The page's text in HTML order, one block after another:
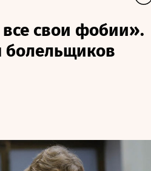
свои фобии».
болельщиков